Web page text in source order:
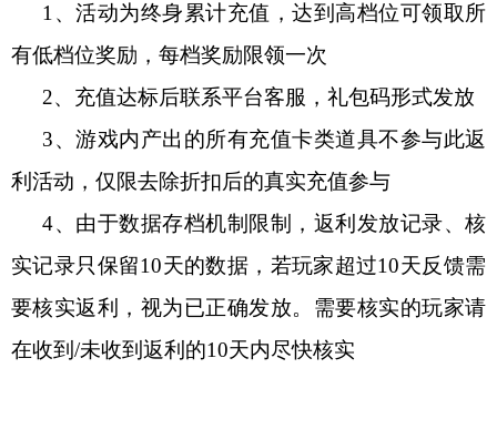
1、活动为终身累计充值，达到高档位可领取所
有低档位奖励，每档奖励限领一次
2、充值达标后联系平台客服 ， 礼包码形式发放
3、游戏内产出的所有充值卡类道具不参与此返
利活动，仅限去除折扣后的真实充值参与
4、由于数据存档机制限制，返利发放记录、核
实记录只保留10天的数据，若玩家超过10天反馈需
要核实返利，视为已正确发放。需要核实的玩家请
在收到/未收到返利的10天内尽快核实